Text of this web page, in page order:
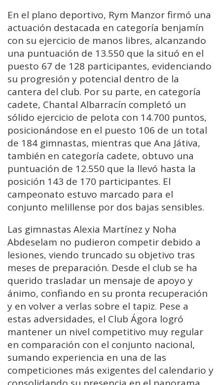
En el plano deportivo, Rym Manzor firmó una
actuación destacada en categoría benjamín
con su ejercicio de manos libres, alcanzando
una puntuación de 13.550 que la situó en el
puesto 67 de 128 participantes, evidenciando
su progresión y potencial dentro de la
cantera del club. Por su parte, en categoría
cadete, Chantal Albarracín completó un
sólido ejercicio de pelota con 14.700 puntos,
posicionándose en el puesto 106 de un total
de 184 gimnastas, mientras que Ana Játiva,
también en categoría cadete, obtuvo una
puntuación de 12.550 que la llevó hasta la
posición 143 de 170 participantes. El
campeonato estuvo marcado para el
conjunto melillense por dos bajas sensibles.
Las gimnastas Alexia Martínez y Noha
Abdeselam no pudieron competir debido a
lesiones, viendo truncado su objetivo tras
meses de preparación. Desde el club se ha
querido trasladar un mensaje de apoyo y
ánimo, confiando en su pronta recuperación
y en volver a verlas sobre el tapiz. Pese a
estas adversidades, el Club Ágora logró
mantener un nivel competitivo muy regular
en comparación con el conjunto nacional,
sumando experiencia en una de las
competiciones más exigentes del calendario y